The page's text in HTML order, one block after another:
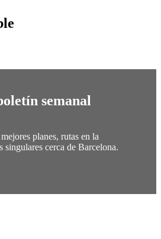
semanal
planes, rutas en la
singulares cerca de Barcelona.